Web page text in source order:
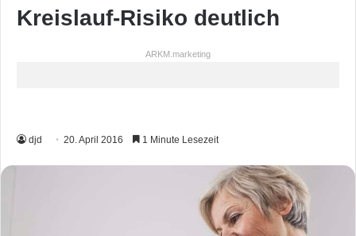
Kreislauf-Risiko deutlich
ARKM.marketing
djd 20. April 2016 1 Minute Lesezeit